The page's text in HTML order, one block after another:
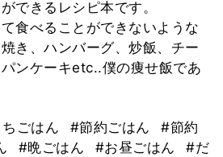
できるレシピ本です。
食べることができないような
き、ハンバーグ、炒飯、チー
ンケーキetc..僕の痩せ飯であ
ごはん #節約ごはん
#節約
#晩ごはん #お昼ごはん
#だ